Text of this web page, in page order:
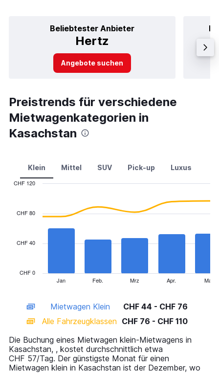
Beliebtester Anbieter
Hertz
Angebote suchen
Preistrends für verschiedene
Mietwagenkategorien in
Kasachstan
Klein Mittel SUV Pick-up Luxus
has
displaying
categories.
Range:
14
categories.
The
chart
Jan Feb. Mrz Apr. Mai
CHF 0
CHF 40
CHF 80
CHF 120
Mietwagen Klein
CHF 44 - CHF 76
Alle Fahrzeugklassen CHF 76 - CHF 110
Die Buchung eines Mietwagen klein-Mietwagens in
Kasachstan, , kostet durchschnittlich etwa
CHF 57/Tag. Der günstigste Monat für einen
Mietwagen klein in Kasachstan ist der Dezember, wo